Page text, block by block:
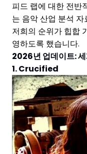
피드 랩에 대한 전반
는 음악 산업 분석
저희의 순위가 힙합
영하도록 했습니다.
2026년 업데이트:
1. Crucified